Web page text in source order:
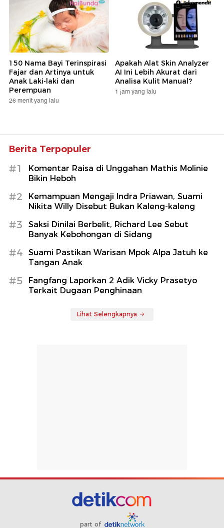
150 Nama Bayi Terinspirasi
Fajar dan Artinya untuk
Anak Laki-laki dan
Perempuan
26 menit yang lalu
Apakah Alat Skin Analyzer
AI Ini Lebih Akurat dari
Analisa Kulit Manual?
1 jam yang lalu
Berita Terpopuler
#1
Komentar Raisa di Unggahan Mathis Molinie
Bikin Heboh
#2
Kemampuan Mengaji Indra Priawan, Suami
Nikita Willy Disebut Bukan Kaleng-kaleng
#3
Saksi Dinilai Berbelit, Richard Lee Sebut
Banyak Kebohongan di Sidang
#4
Suami Pastikan Warisan Mpok Alpa Jatuh ke
Tangan Anak
#5
Fangfang Laporkan 2 Adik Vicky Prasetyo
Terkait Dugaan Penghinaan
Lihat Selengkapnya
part of